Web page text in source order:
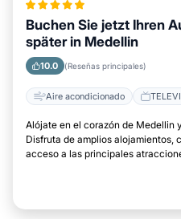
Buchen Sie jetzt Ihren
später in Medellin
10.0 (Reseñas principales)
Aire acondicionado
Alójate en el corazón de Medellin
Disfruta de amplios alojamientos,
acceso a las principales